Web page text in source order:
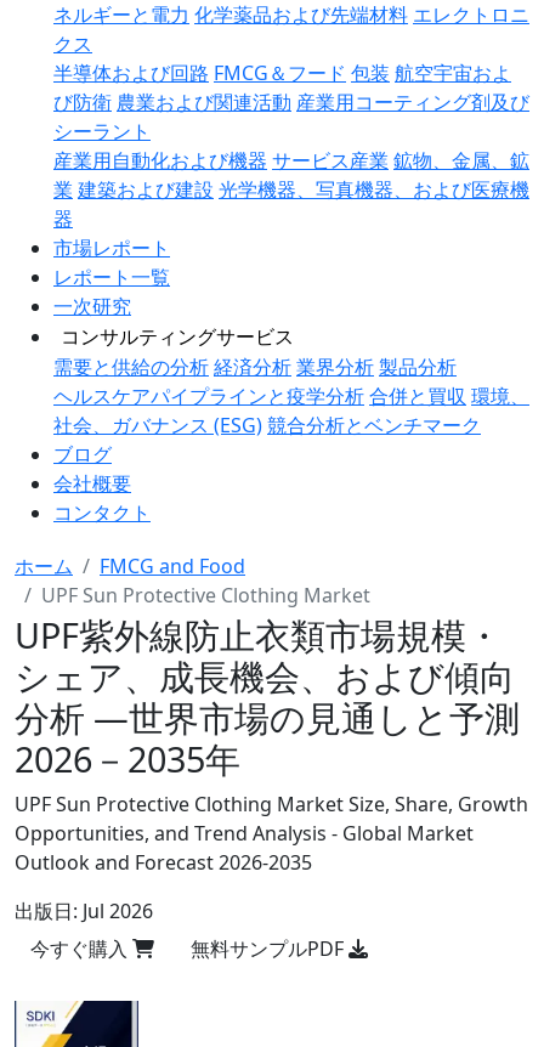
ネルギーと電力 化学薬品および先端材料 エレクトロニ
クス
半導体および回路 FMCG＆フード 包装 航空宇宙およ
び防衛 農業および関連活動 産業用コーティング剤及び
シーラント
産業用自動化および機器 サービス産業 鉱物、金属、鉱
業 建築および建設 光学機器、写真機器、および医療機
器
市場レポート
レポート一覧
一次研究
コンサルティングサービス
需要と供給の分析経済分析業界分析製品分析
ヘルスケアパイプラインと疫学分析合併と買収 環境、
社会、ガバナンス (ESG)競合分析とベンチマーク
ブログ
会社概要
コンタクト
ホーム
FMCG and Food
UPF Sun Protective Clothing Market
UPF紫外線防止衣類市場規模・
シェア、成長機会、および傾向
分析 ―世界市場の見通しと予測
2026－2035年
UPF Sun Protective Clothing Market Size, Share, Growth
Opportunities, and Trend Analysis - Global Market
Outlook and Forecast 2026-2035
出版日: Jul 2026
今すぐ購入
無料サンプルPDF